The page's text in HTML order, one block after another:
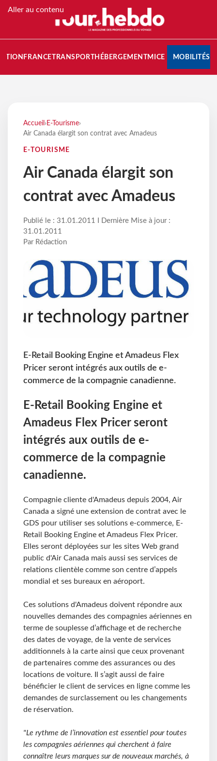
Aller au contenu
FRANCETRANSPORT HÉBERGEMENTMICE MOBILITÉS
Accueil › E-Tourisme›
Air Canada élargit son contrat avec Amadeus
E-TOURISME
Air Canada élargit son
contrat avec Amadeus
Publié le : 31.01.2011 I Dernière Mise à jour :
31.01.2011
Par Rédaction
E-Retail Booking Engine et Amadeus Flex
Pricer seront intégrés aux outils de e-
commerce de la compagnie canadienne.
E-Retail Booking Engine et
Amadeus Flex Pricer seront
intégrés aux outils de e-
commerce de la compagnie
canadienne.
Compagnie cliente d'Amadeus depuis 2004, Air
Canada a signé une extension de contrat avec le
GDS pour utiliser ses solutions e-commerce, E-
Retail Booking Engine et Amadeus Flex Pricer.
Elles seront déployées sur les sites Web grand
public d'Air Canada mais aussi ses services de
relations clientèle comme son centre d’appels
mondial et ses bureaux en aéroport.
Ces solutions d'Amadeus doivent répondre aux
nouvelles demandes des compagnies aériennes en
terme de souplesse d’affichage et de recherche
des dates de voyage, de la vente de services
additionnels à la carte ainsi que ceux provenant
de partenaires comme des assurances ou des
locations de voiture. Il s’agit aussi de faire
bénéficier le client de services en ligne comme les
demandes de surclassement ou les changements
de réservation.
"Le rythme de l’innovation est essentiel pour toutes
les compagnies aériennes qui cherchent à faire
connaître leurs marques sur de nouveaux marchés, à